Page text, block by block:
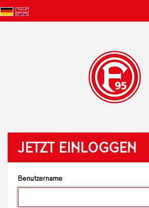
JETZT EINLOGGEN
Benutzername